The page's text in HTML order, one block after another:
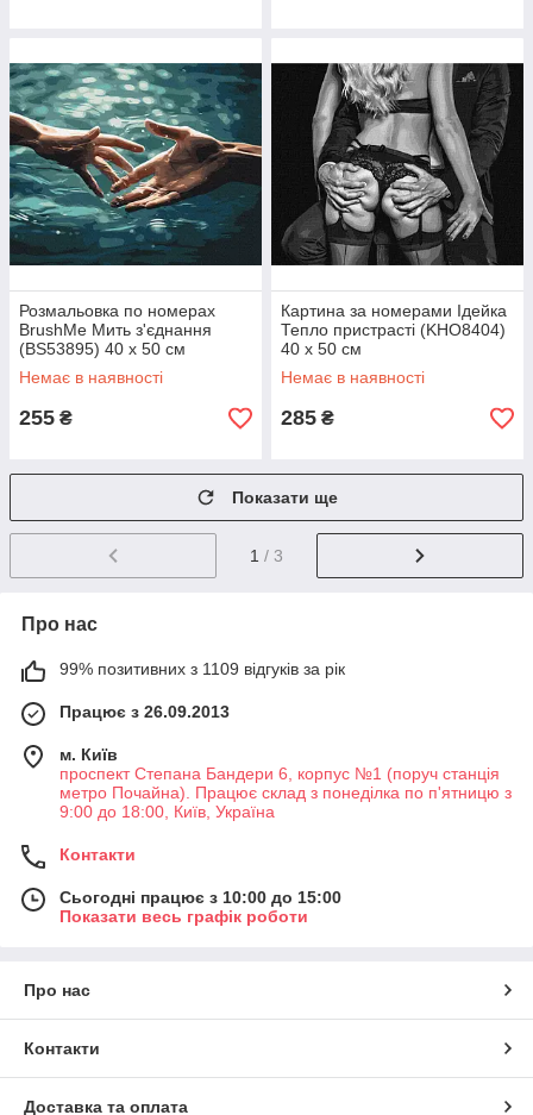
Розмальовка по номерах
BrushMe Мить з'єднання
(BS53895) 40 х 50 см
Немає в наявності
255 ₴
Картина за номерами Ідейка
Тепло пристрасті (KHO8404)
40 х 50 см
Немає в наявності
285 ₴
Показати ще
1 / 3
Про нас
99% позитивних з 1109 відгуків за рік
Працює з 26.09.2013
м. Київ
проспект Степана Бандери 6, корпус №1 (поруч станція
метро Почайна). Працює склад з понеділка по п'ятницю з
9:00 до 18:00, Київ, Україна
Контакти
Сьогодні працює з 10:00 до 15:00
Показати весь графік роботи
Про нас
Контакти
Доставка та оплата